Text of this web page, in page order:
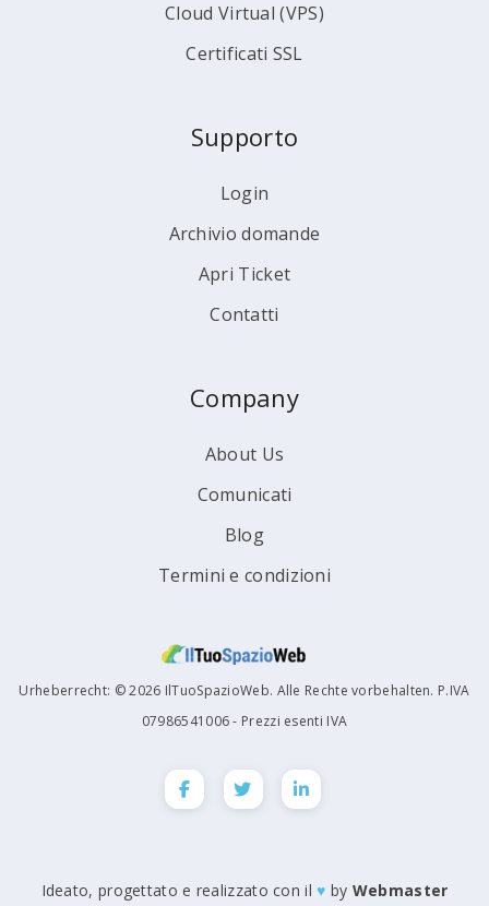
Cloud Virtual (VPS)
Certificati SSL
Supporto
Login
Archivio domande
Apri Ticket
Contatti
Company
About Us
Comunicati
Blog
Termini e condizioni
Urheberrecht: © 2026 IlTuoSpazioWeb. Alle Rechte vorbehalten. P.IVA
07986541006 - Prezzi esenti IVA
Ideato, progettato e realizzato con il♥ by Webmaster